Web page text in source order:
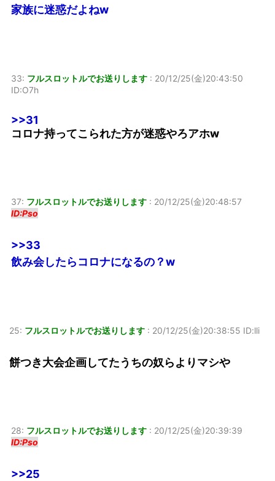
家族に迷惑だよねw
33: フルスロットルでお送りします : 20/12/25(金)20:43:50
ID:O7h
>>31
コロナ持ってこられた方が迷惑やろアホw
37: フルスロットルでお送りします : 20/12/25(金)20:48:57
ID:Pso
>>33
飲み会したらコロナになるの？w
25: フルスロットルでお送りします : 20/12/25(金)20:38:55 ID:lli
餅つき大会企画してたうちの奴らよりマシや
28: フルスロットルでお送りします : 20/12/25(金)20:39:39
ID:Pso
>>25